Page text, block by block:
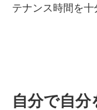
テナンス時間を十
自分で自分